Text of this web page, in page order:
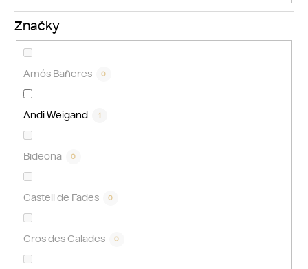
Značky
Amós Bañeres 0
Andi Weigand 1
Bideona 0
Castell de Fades 0
Cros des Calades 0